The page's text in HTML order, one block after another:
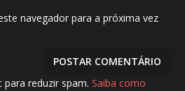
navegador para a próxima vez
para reduzir spam.Saiba como